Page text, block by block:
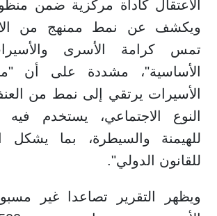
الاعتقال كأداة مركزية ضمن
ويكشف عن نمط ممنهج من
تمس كرامة الأسرى
الأساسية"، مشددة على أن
الأسيرات يرتقي إلى نمط من
النوع الاجتماعي، يستخدم فيه
للهيمنة والسيطرة، بما يشكل
للقانون الدولي".
ويظهر التقرير تصاعدا غير